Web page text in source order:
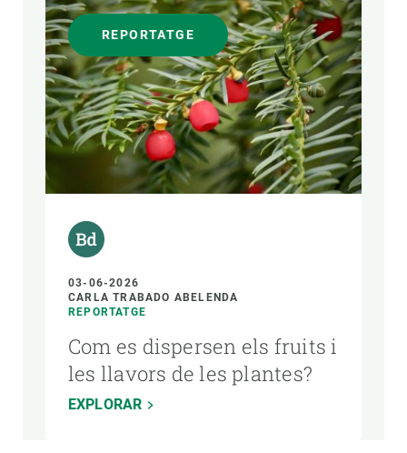
FORMAT
AUTOR
REPORTATGE
03-06-2026
CARLA TRABADO ABELENDA
REPORTATGE
Com es dispersen els fruits i
les llavors de les plantes?
EXPLORAR